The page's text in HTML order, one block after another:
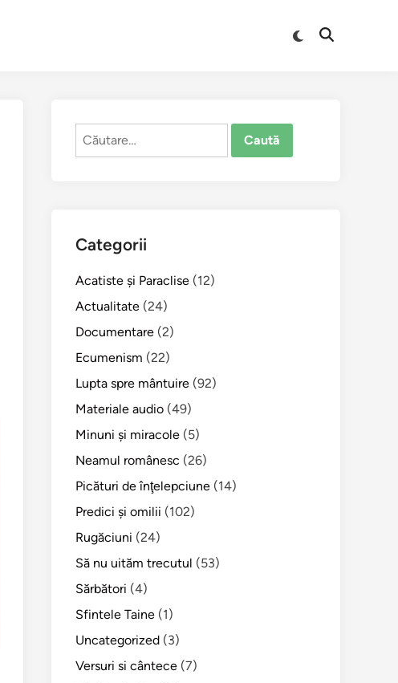
ComutăDeschide
Caută
Categorii
Acatiste şi Paraclise (12)
Actualitate (24)
Documentare (2)
Ecumenism (22)
Lupta spre mântuire (92)
Materiale audio (49)
Minuni şi miracole (5)
Neamul românesc (26)
Picături de înţelepciune (14)
Predici şi omilii (102)
Rugăciuni (24)
Să nu uităm trecutul (53)
Sărbători (4)
Sfintele Taine (1)
Uncategorized (3)
Versuri si cântece (7)